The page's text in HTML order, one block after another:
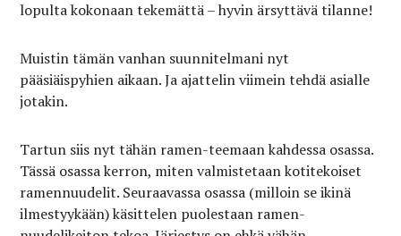
lopulta kokonaan tekemättä – hyvin ärsyttävä tilanne!
Muistin tämän vanhan suunnitelmani nyt
pääsiäispyhien aikaan. Ja ajattelin viimein tehdä asialle
jotakin.
Tartun siis nyt tähän ramen-teemaan kahdessa osassa.
Tässä osassa kerron, miten valmistetaan kotitekoiset
ramennuudelit. Seuraavassa osassa (milloin se ikinä
ilmestyykään) käsittelen puolestaan ramen-